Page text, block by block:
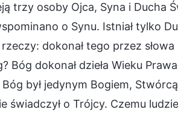
trzy osoby Ojca, Syna i Ducha
o Synu. Istniał tylko
dokonał tego przez
Bóg dokonał dzieła Wieku
był jedynym Bogiem,
świadczył o Trójcy. Czemu